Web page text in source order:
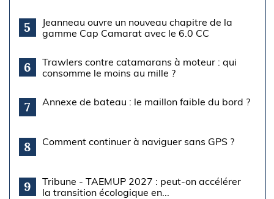
5
Jeanneau ouvre un nouveau chapitre de la
gamme Cap Camarat avec le 6.0 CC
6
Trawlers contre catamarans à moteur : qui
consomme le moins au mille ?
7 Annexe de bateau : le maillon faible du bord ?
8 Comment continuer à naviguer sans GPS ?
9
Tribune - TAEMUP 2027 : peut-on accélérer
la transition écologique en...